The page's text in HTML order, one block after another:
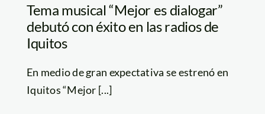
Tema musical “Mejor es dialogar”
debutó con éxito en las radios de
Iquitos
En medio de gran expectativa se estrenó en
Iquitos “Mejor [...]